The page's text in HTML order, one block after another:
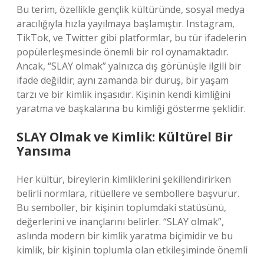
Bu terim, özellikle gençlik kültüründe, sosyal medya
aracılığıyla hızla yayılmaya başlamıştır. Instagram,
TikTok, ve Twitter gibi platformlar, bu tür ifadelerin
popülerleşmesinde önemli bir rol oynamaktadır.
Ancak, “SLAY olmak” yalnızca dış görünüşle ilgili bir
ifade değildir; aynı zamanda bir duruş, bir yaşam
tarzı ve bir kimlik inşasıdır. Kişinin kendi kimliğini
yaratma ve başkalarına bu kimliği gösterme şeklidir.
SLAY Olmak ve Kimlik: Kültürel Bir
Yansıma
Her kültür, bireylerin kimliklerini şekillendirirken
belirli normlara, ritüellere ve sembollere başvurur.
Bu semboller, bir kişinin toplumdaki statüsünü,
değerlerini ve inançlarını belirler. “SLAY olmak”,
aslında modern bir kimlik yaratma biçimidir ve bu
kimlik, bir kişinin toplumla olan etkileşiminde önemli